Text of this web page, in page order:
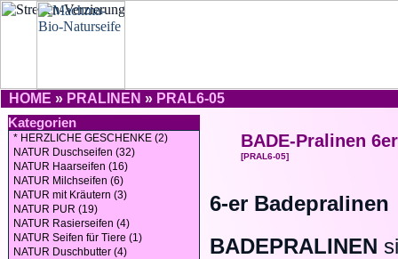
HOME » PRALINEN » PRAL6-05
Kategorien
* HERZLICHE GESCHENKE (2)
NATUR Duschseifen (32)
NATUR Haarseifen (16)
NATUR Milchseifen (6)
NATUR mit Kräutern (3)
NATUR PUR (19)
NATUR Rasierseifen (4)
NATUR Seifen für Tiere (1)
NATUR Duschbutter (4)
BADE-Pralinen 6er
[PRAL6-05]
6-er Badepralinen
BADEPRALINEN